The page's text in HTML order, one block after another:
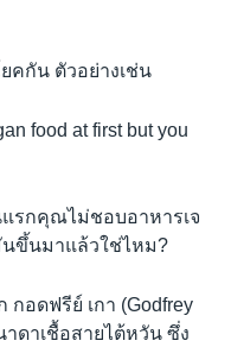
คกัน ตัวอย่างเช่น
food at first but you
รกคุณไม่ชอบอาหารเจ
ขึ้นมาแล้วใช่ไหม?
อดฟรีย์ เกา (Godfrey
ดาเชื้อสายไต้หวัน ซึ่ง